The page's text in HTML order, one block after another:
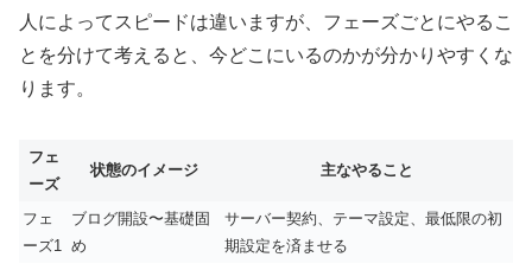
人によってスピードは違いますが、フェーズごとにやるこ
とを分けて考えると、今どこにいるのかが分かりやすくな
ります。
フェ
ーズ
状態のイメージ 主なやること
フェ
ーズ1
ブログ開設〜基礎固
め
サーバー契約、テーマ設定、最低限の初
期設定を済ませる